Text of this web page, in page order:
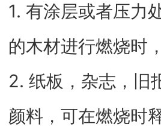
1. 有涂层或者压力
的木材进行燃烧时
2. 纸板，杂志，旧
颜料，可在燃烧时